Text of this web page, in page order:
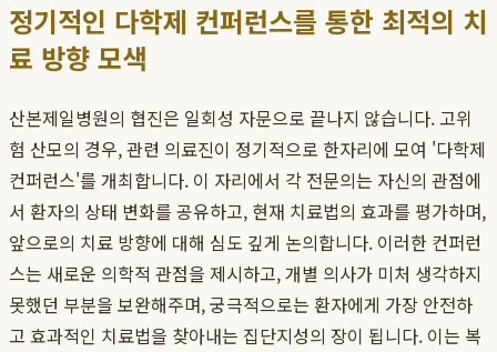
정기적인 다학제 컨퍼런스를 통한 최적의 치
료 방향 모색
산본제일병원의 협진은 일회성 자문으로 끝나지 않습니다. 고위
험 산모의 경우, 관련 의료진이 정기적으로 한자리에 모여 '다학제
컨퍼런스'를 개최합니다. 이 자리에서 각 전문의는 자신의 관점에
서 환자의 상태 변화를 공유하고, 현재 치료법의 효과를 평가하며,
앞으로의 치료 방향에 대해 심도 깊게 논의합니다. 이러한 컨퍼런
스는 새로운 의학적 관점을 제시하고, 개별 의사가 미처 생각하지
못했던 부분을 보완해주며, 궁극적으로는 환자에게 가장 안전하
고 효과적인 치료법을 찾아내는 집단지성의 장이 됩니다. 이는 복